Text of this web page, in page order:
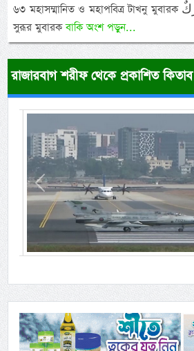
৬৩ মহাসম্মানিত ও মহাপবিত্র টাখনু মুবারক نُوْرُ السُّرُوْرِ مُبَارَكٌ নূরুস
সুরূর মুবারকবাকি অংশ পড়ুন...
রাজারবাগ শরীফ থেকে প্রকাশিত কিতাব
Previous